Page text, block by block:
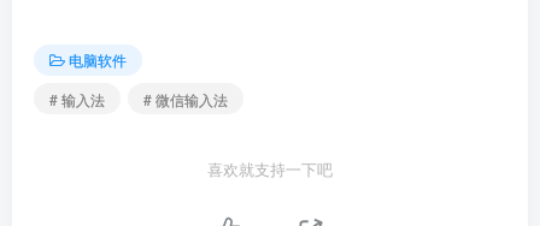
电脑软件
# 输入法
# 微信输入法
喜欢就支持一下吧